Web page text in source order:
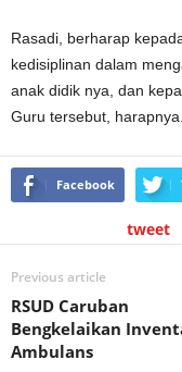
Rasadi, berharap
kedisiplinan dalam
anak didik nya, dan
Guru tersebut,
Facebook
tweet
Previous article
RSUD Caruban
Bengkelaikan
Ambulans